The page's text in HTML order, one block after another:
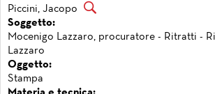
Piccini, Jacopo
Soggetto:
Mocenigo Lazzaro, procuratore - Ritratti -
Lazzaro
Oggetto:
Stampa